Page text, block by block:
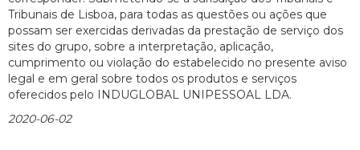
Tribunais de Lisboa, para todas as questões ou ações que
possam ser exercidas derivadas da prestação de serviço dos
sites do grupo, sobre a interpretação, aplicação,
cumprimento ou violação do estabelecido no presente aviso
legal e em geral sobre todos os produtos e serviços
oferecidos pelo INDUGLOBAL UNIPESSOAL LDA.
2020-06-02